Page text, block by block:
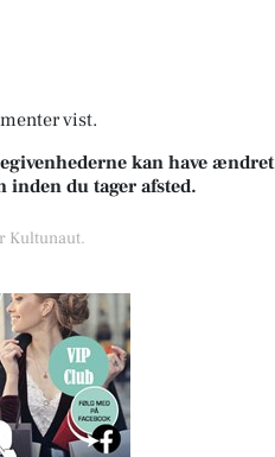
vist.
kan have ændret
inden du tager afsted.
Kultunaut.